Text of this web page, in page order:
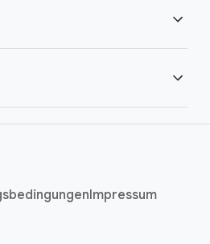
Impressum